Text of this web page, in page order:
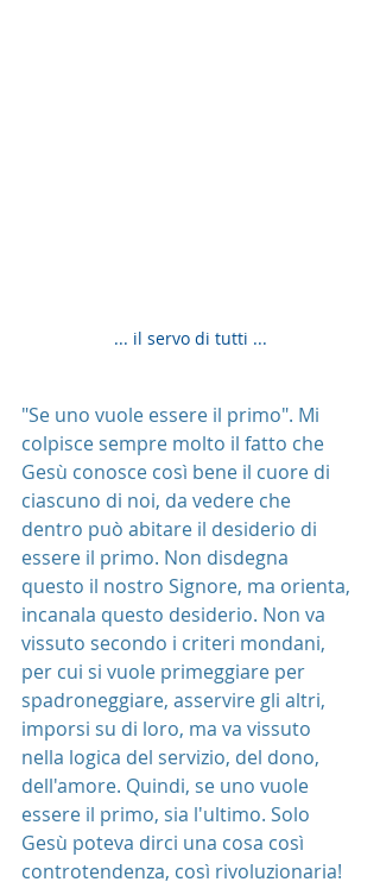
... il servo di tutti ...
"Se uno vuole essere il primo". Mi
colpisce sempre molto il fatto che
Gesù conosce così bene il cuore di
ciascuno di noi, da vedere che
dentro può abitare il desiderio di
essere il primo. Non disdegna
questo il nostro Signore, ma orienta,
incanala questo desiderio. Non va
vissuto secondo i criteri mondani,
per cui si vuole primeggiare per
spadroneggiare, asservire gli altri,
imporsi su di loro, ma va vissuto
nella logica del servizio, del dono,
dell'amore. Quindi, se uno vuole
essere il primo, sia l'ultimo. Solo
Gesù poteva dirci una cosa così
controtendenza, così rivoluzionaria!